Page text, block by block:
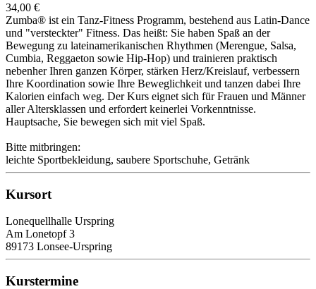
34,00 €
Zumba® ist ein Tanz-Fitness Programm, bestehend aus Latin-Dance
und "versteckter" Fitness. Das heißt: Sie haben Spaß an der
Bewegung zu lateinamerikanischen Rhythmen (Merengue, Salsa,
Cumbia, Reggaeton sowie Hip-Hop) und trainieren praktisch
nebenher Ihren ganzen Körper, stärken Herz/Kreislauf, verbessern
Ihre Koordination sowie Ihre Beweglichkeit und tanzen dabei Ihre
Kalorien einfach weg. Der Kurs eignet sich für Frauen und Männer
aller Altersklassen und erfordert keinerlei Vorkenntnisse.
Hauptsache, Sie bewegen sich mit viel Spaß.
Bitte mitbringen:
leichte Sportbekleidung, saubere Sportschuhe, Getränk
Kursort
Lonequellhalle Urspring
Am Lonetopf 3
89173 Lonsee-Urspring
Kurstermine